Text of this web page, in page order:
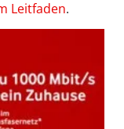
Leitfaden.